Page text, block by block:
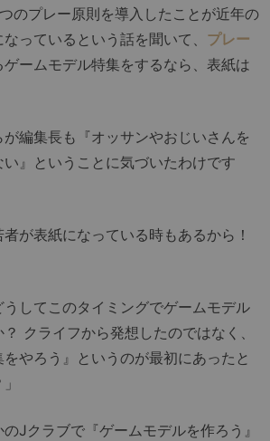
のプレー原則を導入したことが近年の
っているという話を聞いて、 プレー
ームモデル特集をするなら、表紙は
が編集長も『オッサンやおじいさんを
』ということに気づいたわけです
者が表紙になっている時もあるから！
うしてこのタイミングでゲームモデル
クライフから発想したのではなく、
をやろう』というのが最初にあったと
のJクラブで『ゲームモデルを作ろう』